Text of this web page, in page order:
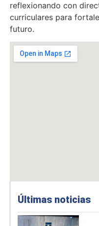
reflexionando con
curriculares para
futuro.
Últimas noticias